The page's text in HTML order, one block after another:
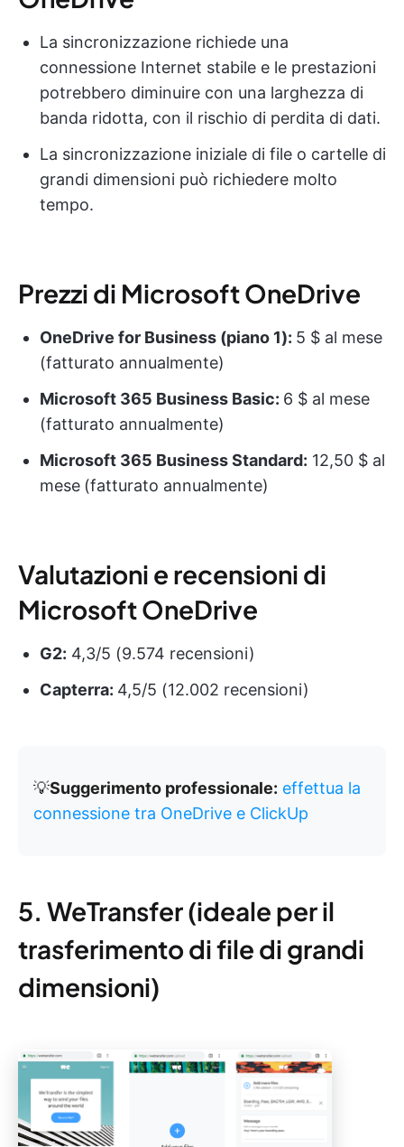
La sincronizzazione richiede una
connessione Internet stabile e le prestazioni
potrebbero diminuire con una larghezza di
banda ridotta, con il rischio di perdita di dati.
La sincronizzazione iniziale di file o cartelle di
grandi dimensioni può richiedere molto
tempo.
Prezzi di Microsoft OneDrive
OneDrive for Business (piano 1): 5 $ al mese
(fatturato annualmente)
Microsoft 365 Business Basic: 6 $ al mese
(fatturato annualmente)
Microsoft 365 Business Standard: 12,50 $ al
mese (fatturato annualmente)
Valutazioni e recensioni di
Microsoft OneDrive
G2: 4,3/5 (9.574 recensioni)
Capterra: 4,5/5 (12.002 recensioni)
💡Suggerimento professionale: effettua la
connessione tra OneDrive e ClickUp
5. WeTransfer (ideale per il
trasferimento di file di grandi
dimensioni)